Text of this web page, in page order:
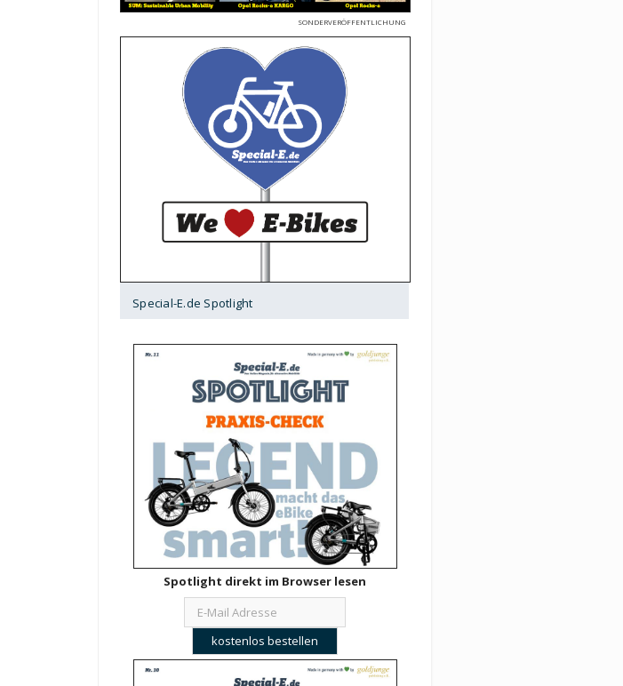
SONDERVERÖFFENTLICHUNG
Special-E.de Spotlight
Spotlight direkt im Browser lesen